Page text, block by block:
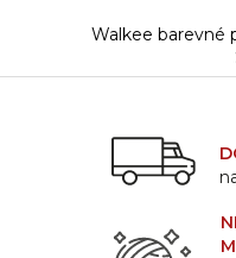
Walkee barevné